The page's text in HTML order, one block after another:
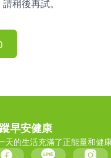
稍後再試。
早安健康
天的生活充滿了正能量和健